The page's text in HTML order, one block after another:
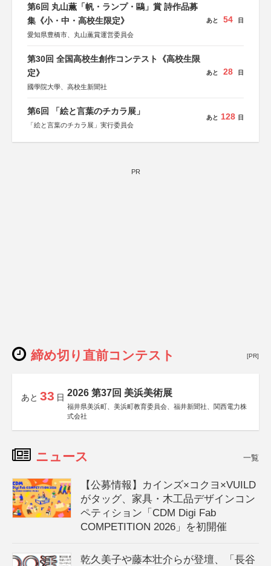
第6回 丸山薫「帆・ランプ・鷗」賞 詩作品募
集《小・中・高校生限定》
愛知県豊橋市、丸山薫賞運営委員会
あと 54 日
第30回 全国高校生創作コンテスト《高校生限
定》
國學院大學、高校生新聞社
あと 28 日
第6回 「絵と言葉のチカラ展」
「絵と言葉のチカラ展」実行委員会
あと 128 日
PR
締め切り直前コンテスト [PR]
あと 33 日 2026 第37回 美浜美術展
福井県美浜町、美浜町教育委員会、福井新聞社、関西電力株
式会社
ニュース 一覧
【公募情報】カインズ×コクヨ×VUILD
がタッグ、家具・木工品デザインコン
ペティション「CDM Digi Fab
COMPETITION 2026」を初開催
乾久美子や藤本壮介らが登壇、「長谷